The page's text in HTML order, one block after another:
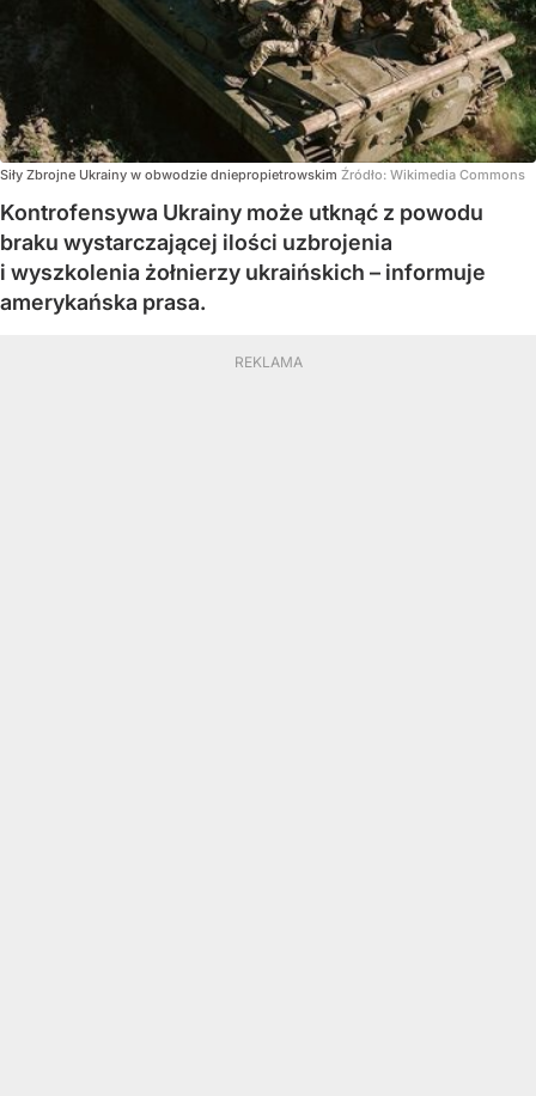
Siły Zbrojne Ukrainy w obwodzie dniepropietrowskim Źródło: Wikimedia Commons
Kontrofensywa Ukrainy może utknąć z powodu
braku wystarczającej ilości uzbrojenia
i wyszkolenia żołnierzy ukraińskich – informuje
amerykańska prasa.